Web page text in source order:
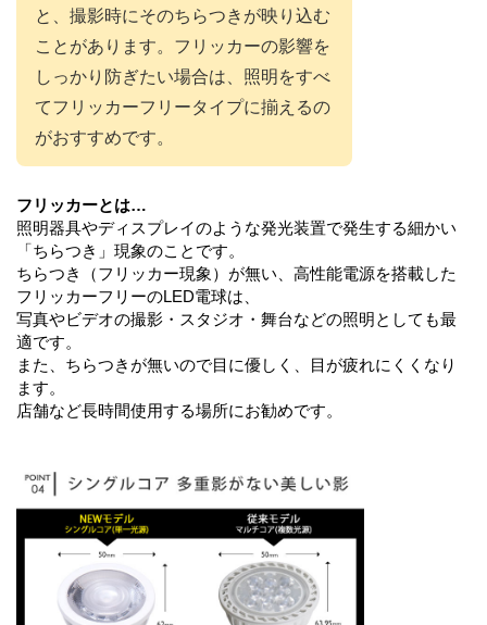
と、撮影時にそのちらつきが映り込む
ことがあります。フリッカーの影響を
しっかり防ぎたい場合は、照明をすべ
てフリッカーフリータイプに揃えるの
がおすすめです。
フリッカーとは…
照明器具やディスプレイのような発光装置で発生する細かい
「ちらつき」現象のことです。
ちらつき（フリッカー現象）が無い、高性能電源を搭載した
フリッカーフリーのLED電球は、
写真やビデオの撮影・スタジオ・舞台などの照明としても最
適です。
また、ちらつきが無いので目に優しく、目が疲れにくくなり
ます。
店舗など長時間使用する場所にお勧めです。